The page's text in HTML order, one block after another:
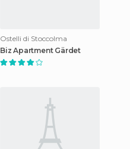
Ostelli di Stoccolma
Biz Apartment Gärdet